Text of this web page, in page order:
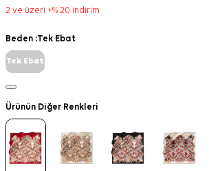
2 ve üzeri +% 20 indirim
Beden :Tek Ebat
Tek Ebat
Ürünün Diğer Renkleri